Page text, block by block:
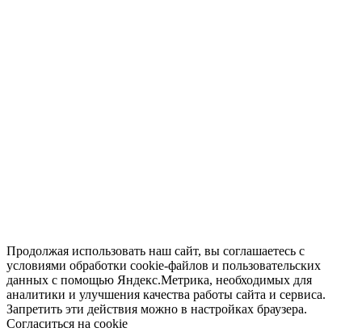
Продолжая использовать наш сайт, вы соглашаетесь с
условиями обработки cookie-файлов и пользовательских
данных с помощью Яндекс.Метрика, необходимых для
аналитики и улучшения качества работы сайта и сервиса.
Запретить эти действия можно в настройках браузера.
Согласиться на cookie